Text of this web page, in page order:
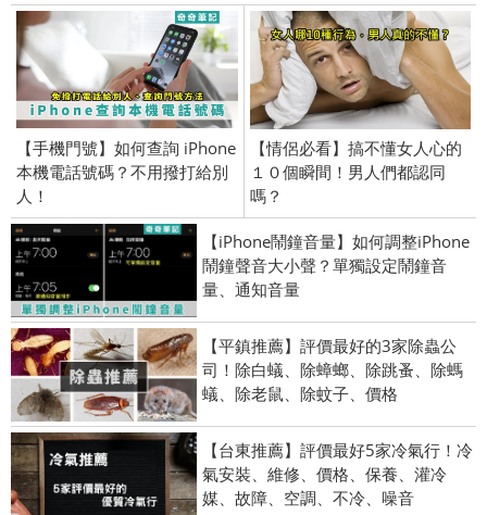
【手機門號】如何查詢 iPhone
本機電話號碼？不用撥打給別
人！
【情侶必看】搞不懂女人心的
１０個瞬間！男人們都認同
嗎？
【iPhone鬧鐘音量】如何調整iPhone
鬧鐘聲音大小聲？單獨設定鬧鐘音
量、通知音量
【平鎮推薦】評價最好的3家除蟲公
司！除白蟻、除蟑螂、除跳蚤、除螞
蟻、除老鼠、除蚊子、價格
【台東推薦】評價最好5家冷氣行！冷
氣安裝、維修、價格、保養、灌冷
媒、故障、空調、不冷、噪音